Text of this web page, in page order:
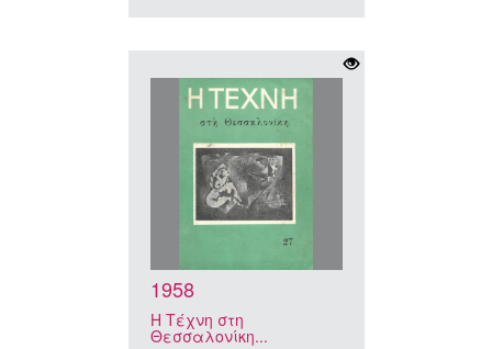
1958
Η Τέχνη στη
Θεσσαλονίκη...